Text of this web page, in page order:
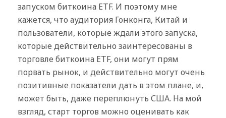
запуском биткоина ETF. И поэтому мне
кажется, что аудитория Гонконга, Китай и
пользователи, которые ждали этого запуска,
которые действительно заинтересованы в
торговле биткоина ETF, они могут прям
порвать рынок, и действительно могут очень
позитивные показатели дать в этом плане, и,
может быть, даже переплюнуть США. На мой
взгляд, старт торгов можно оценивать как